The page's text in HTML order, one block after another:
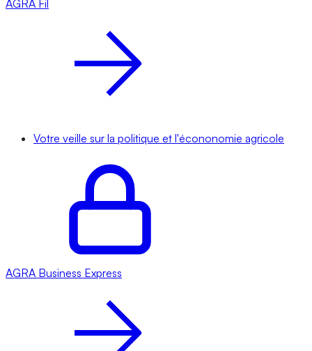
AGRA Fil
Votre veille sur la politique et l'écononomie agricole
AGRA Business Express